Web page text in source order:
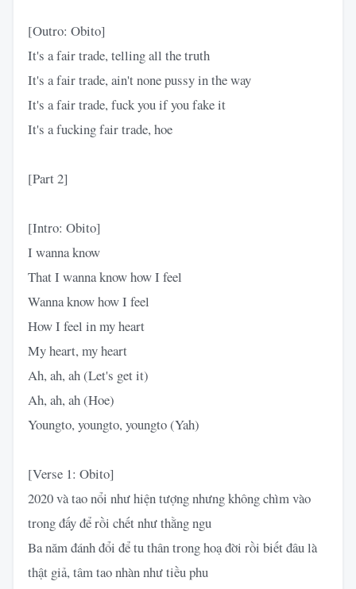
[Outro: Obito]
It's a fair trade, telling all the truth
It's a fair trade, ain't none pussy in the way
It's a fair trade, fuck you if you fake it
It's a fucking fair trade, hoe
[Part 2]
[Intro: Obito]
I wanna know
That I wanna know how I feel
Wanna know how I feel
How I feel in my heart
My heart, my heart
Ah, ah, ah (Let's get it)
Ah, ah, ah (Hoe)
Youngto, youngto, youngto (Yah)
[Verse 1: Obito]
2020 và tao nổi như hiện tượng nhưng không chìm vào
trong đấy để rồi chết như thằng ngu
Ba năm đánh đổi để tu thân trong hoạ đời rồi biết đâu là
thật giả, tâm tao nhàn như tiều phu